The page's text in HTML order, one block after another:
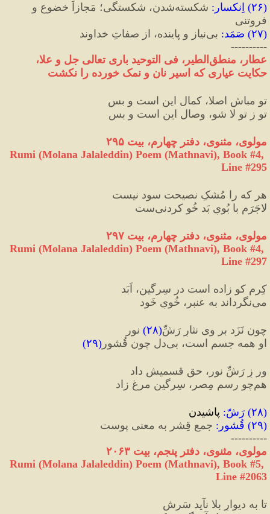
(۲۶) اِنکسار :
فروتنی
(۲۷) صَمَد: بی‌نیاز و پاینده، از صفاتِ خداوند
----------
عطار، منطق‌الطیر، فی التوحید باری تعالی جل و علا،
حکایت عیاری که اسیر نان و نمک خورده را نکشت
تو مباش اصلا، کمال این است و بس
تو ز تو لا شو، وصال این است و بس
مولوی، مثنوی، دفتر چهارم، بیت ۲۹۵
Rumi (Molana Jalaleddin) Poem (Mathnavi), Book #4,
Line #295
هر که را مُشکِ نصیحت سود نیست
لاجَرَم با بُویِ بَد خُو کردنی‌ست
مولوی، مثنوی، دفتر چهارم، بیت ۲۹۷
Rumi (Molana Jalaleddin) Poem (Mathnavi), Book #4,
Line #297
کِرم کو زاده است در سِرگین، اَبَد
می‌نگرداند به عنبر، خُویِ خَود
چون نَزَد بر وی نثارِ رَشِّ(۲۸) نور
او همه جسم است، بی‌دل چون قُشور
(۲۹)
ور زِ رَشِّ نور، حق قسمیش داد
هم‌چو رسمِ مِصر، سِرگین مرغ‌ زاد
(۲۸) رَشّ: پاشیدن
(۲۹) قُشور : جمع قِشر به معنی پوست
----------
مولوی، مثنوی، دفتر پنجم، بیت ۲۰۶۳
Rumi (Molana Jalaleddin) Poem (Mathnavi), Book #5,
Line #2063
تا به دیوارِ بلا نآید سَرش